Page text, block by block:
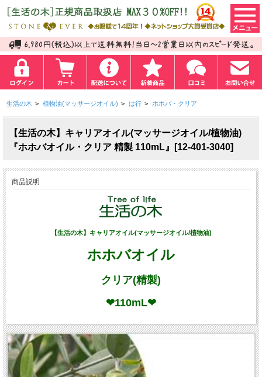
生活の木 > 植物油(マッサージオイル) > は行 > ホホバ・クリア
【生活の木】キャリアオイル(マッサージオイル/植物油)
『ホホバオイル・クリア 精製 110mL』[12-401-3040]
商品説明
【生活の木】キャリアオイル(マッサージオイル/植物油)
ホホバオイル
クリア(精製)
❤110mL❤